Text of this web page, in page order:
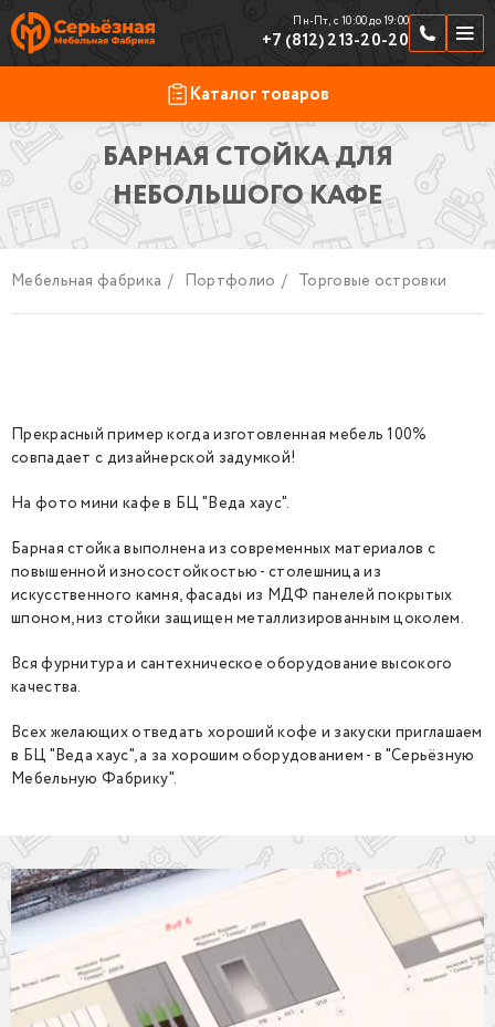
+7 (812) 213-20-20
Пн-Пт, с 10:00 до 19:00
Каталог товаров
Продукция По отраслям
Шкафчики
Скамейки и подставки
Фурнитура
БАРНАЯ СТОЙКА ДЛЯ
НЕБОЛЬШОГО КАФЕ
Мебельная фабрика / Портфолио / Торговые островки
Прекрасный пример когда изготовленная мебель 100%
совпадает с дизайнерской задумкой!
На фото мини кафе в БЦ "Веда хаус".
Барная стойка выполнена из современных материалов с
повышенной износостойкостью - столешница из
искусственного камня, фасады из МДФ панелей покрытых
шпоном, низ стойки защищен металлизированным цоколем.
Вся фурнитура и сантехническое оборудование высокого
качества.
Всех желающих отведать хороший кофе и закуски приглашаем
в БЦ "Веда хаус", а за хорошим оборудованием - в "Серьёзную
Мебельную Фабрику".